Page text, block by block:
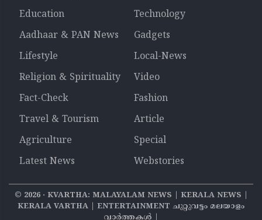
Education
Technology
Aadhaar & PAN News
Gadgets
Lifestyle
Local-News
Religion & Spirituality
Video
Fact-Check
Fashion
Travel & Tourism
Article
Agriculture
Special
Latest News
Webstories
© 2026‧ KVARTHA: MALAYALAM NEWS | KERALA NEWS |
KERALA VARTHA | ENTERTAINMENT ചുറ്റുവട്ടം മലയാളം
വാര്‍ത്തകൾ |